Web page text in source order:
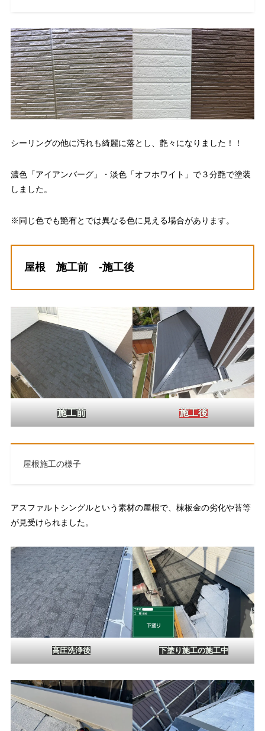
シーリングの他に汚れも綺麗に落とし、艶々になりました！！
濃色「アイアンバーグ」・淡色「オフホワイト」で３分艶で塗装
しました。
※同じ色でも艶有とでは異なる色に見える場合があります。
屋根 施工前 -施工後
施工前 施工後
屋根施工の様子
アスファルトシングルという素材の屋根で、棟板金の劣化や苔等
が見受けられました。
高圧洗浄後 下塗り施工の施工中